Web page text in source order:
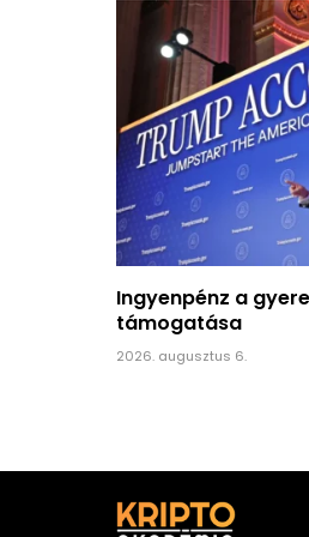
Ingyenpénz a
támogatása
2026. augusztus 6.